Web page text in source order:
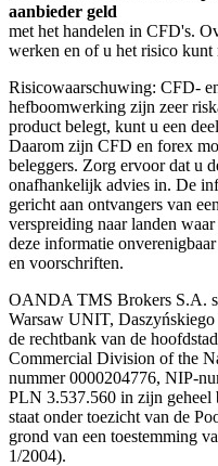
aanbieder geld
met het handelen in CFD's.
werken en of u het risico
Risicowaarschuwing: CFD-
hefboomwerking zijn zeer
product belegt, kunt u een
Daarom zijn CFD en forex
beleggers. Zorg ervoor dat u
onafhankelijk advies in. De
gericht aan ontvangers van
verspreiding naar landen
deze informatie
en voorschriften.
OANDA TMS Brokers S.A.
Warsaw UNIT, Daszyńskiego
de rechtbank van de
Commercial Division of the
nummer 0000204776, NIP-
PLN 3.537.560 in zijn
staat onder toezicht van de
grond van een toestemming
1/2004).